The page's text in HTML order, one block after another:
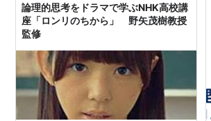
論理的思考をドラマで学ぶNHK高校講
座「ロンリのちから」 野矢茂樹教授
監修